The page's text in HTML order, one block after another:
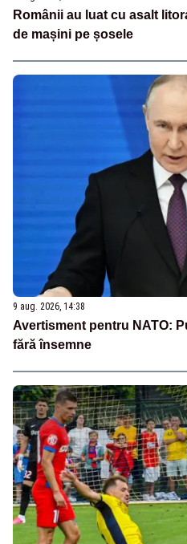
Românii au luat cu asalt
de mașini pe șosele
9 aug. 2026, 14:38
Avertisment pentru NATO:
fără însemne